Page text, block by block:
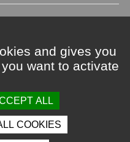
and gives you
want to activate
ALL
COOKIES